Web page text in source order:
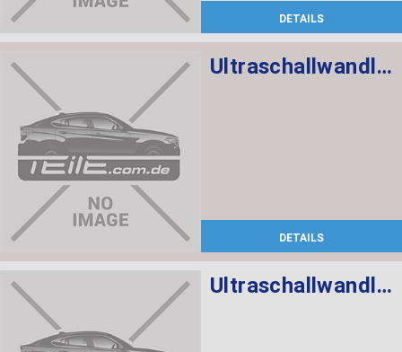
DETAILS
Ultraschallwandler KALAHARIBEIGE
DETAILS
Ultraschallwandler Mineralgrau WB39